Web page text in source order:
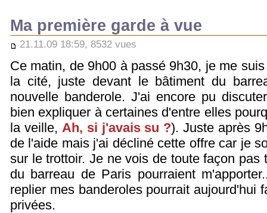
Ma première garde à vue
21.11.09 18:59, 8532 vues
Ce matin, de 9h00 à passé 9h30, je me
la cité, juste devant le bâtiment du
nouvelle banderole. J'ai encore pu
bien expliquer à certaines d'entre elles
la veille, Ah, si j'avais su ?). Juste après
de l'aide mais j'ai décliné cette offre car je
sur le trottoir. Je ne vois de toute façon pas
du barreau de Paris pourraient
replier mes banderoles pourrait aujourd'hui
privées.